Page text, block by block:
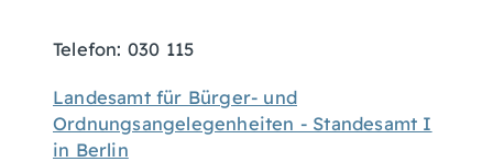
Telefon: 030 115
Landesamt für Bürger- und
Ordnungsangelegenheiten - Standesamt I
in Berlin